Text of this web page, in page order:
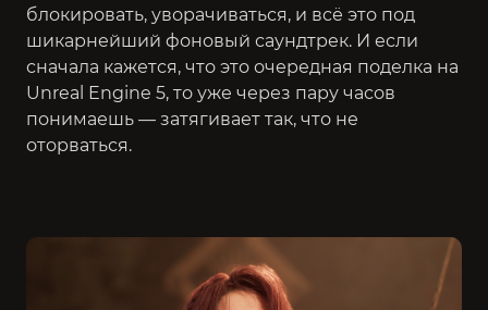
блокировать, уворачиваться, и всё это под
шикарнейший фоновый саундтрек. И если
сначала кажется, что это очередная поделка на
Unreal Engine 5, то уже через пару часов
понимаешь — затягивает так, что не
оторваться.